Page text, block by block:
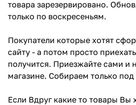
товара зарезервировано.
только по воскресеньям.
Покупатели которые хотят
сайту - а потом просто
получится. Приезжайте сами и
магазине. Собираем только под
Если Вдруг какие то товары Вы